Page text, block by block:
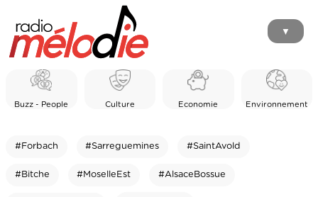
▼
Buzz - People Culture Economie Environnement
#Forbach #Sarreguemines #SaintAvold
#Bitche #MoselleEst #AlsaceBossue